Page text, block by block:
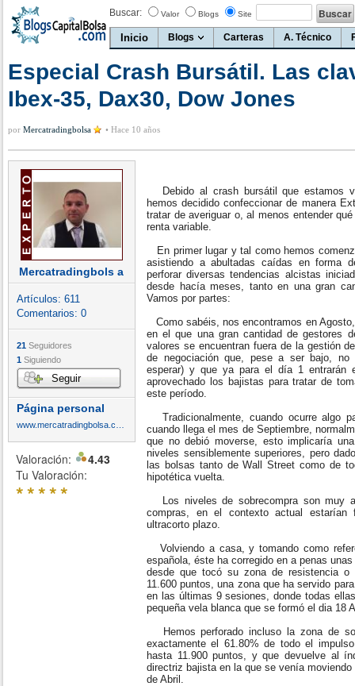
Buscar: Valor Blogs Site
Inicio Blogs Carteras A. Técnico
Especial Crash Bursátil. Las
Ibex-35, Dax30, Dow Jones
por Mercatradingbolsa • Hace 10 años
Mercatradingbols a
Artículos: 611
Comentarios: 0
21 Seguidores
1 Siguiendo
Seguir
Página personal
Valoración:
4.43
Tu Valoración:
*****
Debido al crash bursátil que estamos
hemos decidido confeccionar de manera
tratar de averiguar o, al menos entender
renta variable.
En primer lugar y tal como hemos
asistiendo a abultadas caídas en forma
perforar diversas tendencias alcistas
desde hacía meses, tanto en una gran
Vamos por partes:
Como sabéis, nos encontramos en
en el que una gran cantidad de gestores
valores se encuentran fuera de la gestión
de negociación que, pese a ser bajo,
esperar) y que ya para el día 1 entrarán
aprovechado los bajistas para tratar de
este período.
Tradicionalmente, cuando ocurre algo
cuando llega el mes de Septiembre,
que no debió moverse, esto implicaría
niveles sensiblemente superiores, pero
las bolsas tanto de Wall Street como de
hipotética vuelta.
Los niveles de sobrecompra son muy
compras, en el contexto actual
ultracorto plazo.
Volviendo a casa, y tomando como
española, éste ha corregido en a penas
desde que tocó su zona de resistencia o
11.600 puntos, una zona que ha servido
en las últimas 9 sesiones, donde todas
pequeña vela blanca que se formó el dia 18
Hemos perforado incluso la zona de
exactamente el 61.80% de todo el
hasta 11.900 puntos, y que devuelve al
directriz bajista en la que se venía
de Abril.